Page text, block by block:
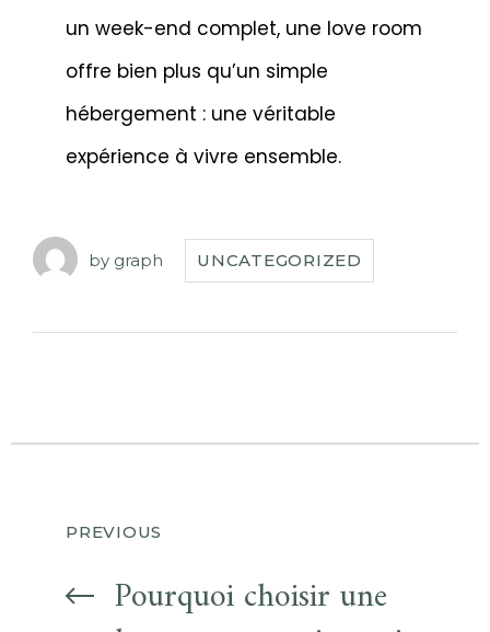
un week-end complet, une love room
offre bien plus qu’un simple
hébergement : une véritable
expérience à vivre ensemble.
by graph UNCATEGORIZED
PREVIOUS
Pourquoi choisir une